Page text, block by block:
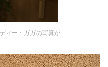
ィー・ガガの写真が